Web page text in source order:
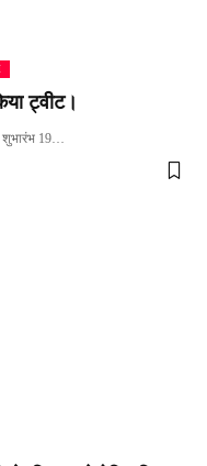
ट्वीट।
19…